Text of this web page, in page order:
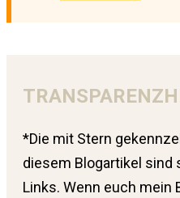
*Die mit Stern
diesem Blogartikel sind
Links. Wenn euch mein